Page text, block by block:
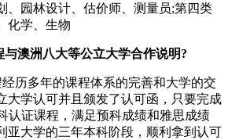
、园林设计、估价师、测量员;第四类
化学、生物
澳洲八大等公立大学合作说明?
历多年的课程体系的完善和大学的交
大学认可并且颁发了认可函，只要完成
认证课程，满足预科成绩和雅思成绩
亚大学的三年本科阶段，顺利拿到认可